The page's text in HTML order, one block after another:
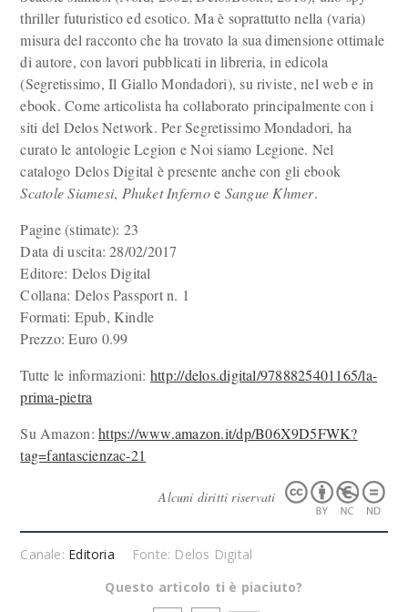
thriller futuristico ed esotico. Ma è soprattutto nella (varia)
misura del racconto che ha trovato la sua dimensione ottimale
di autore, con lavori pubblicati in libreria, in edicola
(Segretissimo, Il Giallo Mondadori), su riviste, nel web e in
ebook. Come articolista ha collaborato principalmente con i
siti del Delos Network. Per Segretissimo Mondadori, ha
curato le antologie Legion e Noi siamo Legione. Nel
catalogo Delos Digital è presente anche con gli ebook
Scatole Siamesi, Phuket Infernoe Sangue Khmer.
Pagine (stimate): 23
Data di uscita: 28/02/2017
Editore: Delos Digital
Collana: Delos Passport n. 1
Formati: Epub, Kindle
Prezzo: Euro 0.99
Tutte le informazioni: http://delos.digital/9788825401165/la-
prima-pietra
Su Amazon:https://www.amazon.it/dp/B06X9D5FWK?
tag=fantascienzac-21
Alcuni diritti riservati
Canale: Editoria
Fonte: Delos Digital
Questo articolo ti è piaciuto?